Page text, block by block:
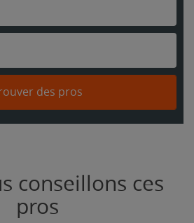
des pros
conseillons ces
pros